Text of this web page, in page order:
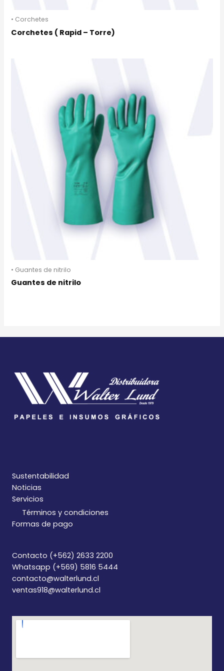
• Corchetes
Corchetes ( Rapid – Torre)
• Guantes de nitrilo
Guantes de nitrilo
Sustentabilidad
Noticias
Servicios
Términos y condiciones
Formas de pago
Contacto (+562) 2633 2200
Whatsapp (+569) 5816 5444
contacto@walterlund.cl
ventas918@walterlund.cl